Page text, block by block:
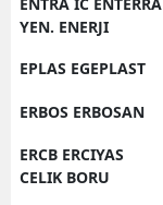
YEN. ENERJI
EPLAS EGEPLAST
ERBOS ERBOSAN
ERCB ERCIYAS
CELIK BORU